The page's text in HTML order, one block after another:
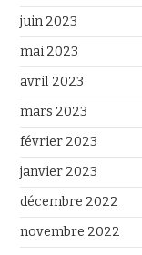
juin 2023
mai 2023
avril 2023
mars 2023
février 2023
janvier 2023
décembre 2022
novembre 2022